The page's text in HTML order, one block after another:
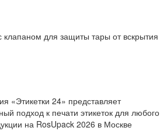
клапаном для защиты тары от вскрытия
«Этикетки 24» представляет
подход к печати этикеток для любого
на RosUpack 2026 в Москве